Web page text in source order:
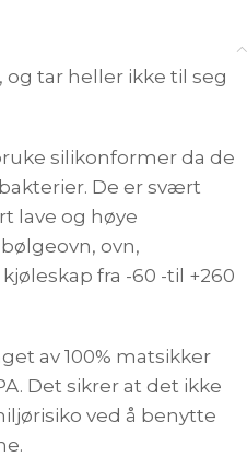
tar heller ikke til seg
silikonformer da de
De er svært
lave og høye
ovn,
fra -60 -til +260
av 100% matsikker
Det sikrer at det ikke
ved å benytte